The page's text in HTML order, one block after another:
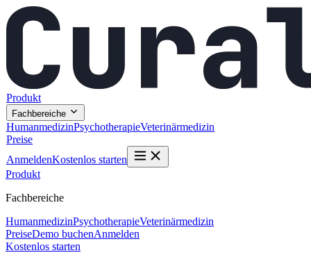
Produkt
Fachbereiche
HumanmedizinPsychotherapieVeterinärmedizin
Preise
AnmeldenKostenlos starten
Produkt
Fachbereiche
HumanmedizinPsychotherapieVeterinärmedizin
PreiseDemo buchenAnmelden
Kostenlos starten